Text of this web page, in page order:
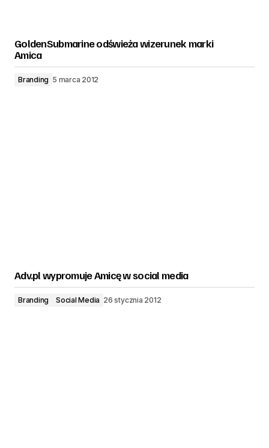
GoldenSubmarine odświeża wizerunek marki
Amica
Branding 5 marca 2012
Adv.pl wypromuje Amicę w social media
Branding Social Media 26 stycznia 2012